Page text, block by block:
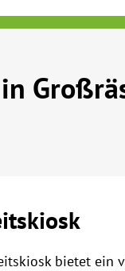
bietet ein